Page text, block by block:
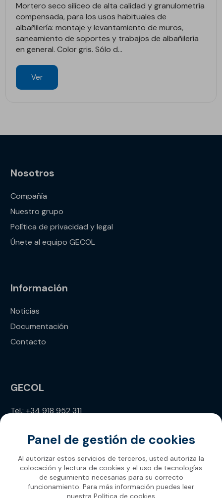
Mortero seco silíceo de alta calidad y granulometría
compensada, para los usos habituales de
albañilería: montaje y levantamiento de muros,
saneamiento de soportes y trabajos de albañilería
en general. Color gris. Sólo d...
Ver
Nosotros
Compañía
Nuestro grupo
Política de privacidad y legal
Únete al equipo GECOL
Información
Noticias
Documentación
Contacto
GECOL
Tel.: +34 918 952 311
Panel de gestión de cookies
Al autorizar estos servicios de terceros, usted autoriza la
colocación y lectura de cookies y el uso de tecnologías
de seguimiento necesarias para su correcto
funcionamiento. Para más información puedes leer
nuestra Política de cookies